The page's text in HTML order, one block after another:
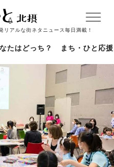
アルな街ネタニュース毎日満載！
たはどっち？ まち・ひと応援